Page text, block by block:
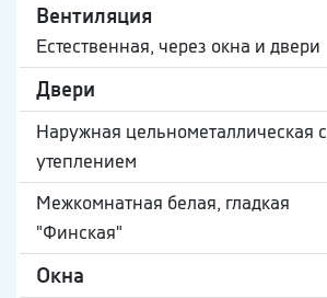
Вентиляция
Естественная, через окна и двери
Двери
Наружная цельнометаллическая с
утеплением
Межкомнатная белая, гладкая
"Финская"
Окна